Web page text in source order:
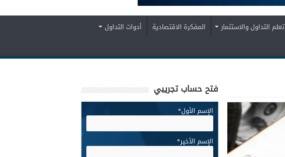
تعلم التداول والاستثمار المفكرة الاقتصادية
أدوات التداول
فتح حساب تجريبي
الإسم الأول*
الإسم الأخير*